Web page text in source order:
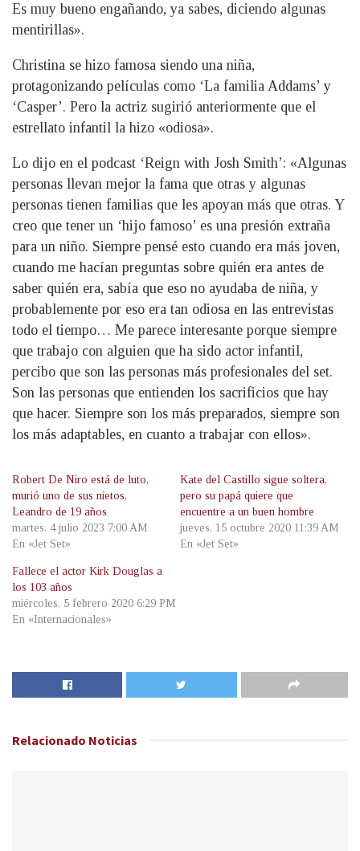
Es muy bueno engañando, ya sabes, diciendo algunas
mentirillas».
Christina se hizo famosa siendo una niña,
protagonizando películas como ‘La familia Addams’ y
‘Casper’. Pero la actriz sugirió anteriormente que el
estrellato infantil la hizo «odiosa».
Lo dijo en el podcast ‘Reign with Josh Smith’: «Algunas
personas llevan mejor la fama que otras y algunas
personas tienen familias que les apoyan más que otras. Y
creo que tener un ‘hijo famoso’ es una presión extraña
para un niño. Siempre pensé esto cuando era más joven,
cuando me hacían preguntas sobre quién era antes de
saber quién era, sabía que eso no ayudaba de niña, y
probablemente por eso era tan odiosa en las entrevistas
todo el tiempo… Me parece interesante porque siempre
que trabajo con alguien que ha sido actor infantil,
percibo que son las personas más profesionales del set.
Son las personas que entienden los sacrificios que hay
que hacer. Siempre son los más preparados, siempre son
los más adaptables, en cuanto a trabajar con ellos».
Robert De Niro está de luto,
murió uno de sus nietos,
Leandro de 19 años
martes, 4 julio 2023 7:00 AM
En «Jet Set»
Kate del Castillo sigue soltera,
pero su papá quiere que
encuentre a un buen hombre
jueves, 15 octubre 2020 11:39 AM
En «Jet Set»
Fallece el actor Kirk Douglas a
los 103 años
miércoles, 5 febrero 2020 6:29 PM
En «Internacionales»
Relacionado Noticias